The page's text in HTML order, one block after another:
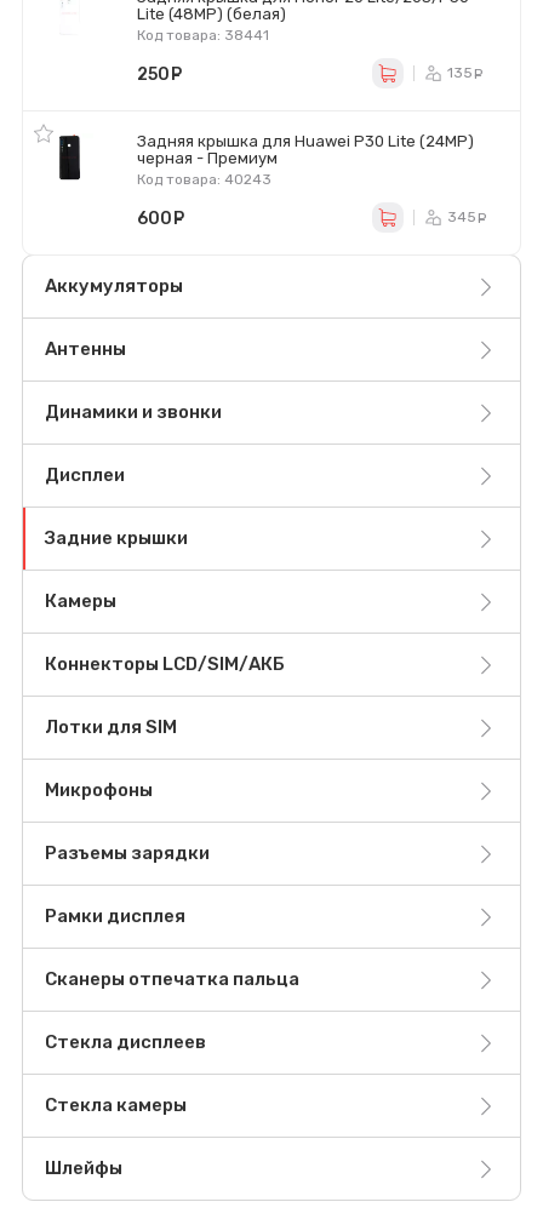
Lite (48MP) (белая)
Код товара: 38441
250 135
Задняя крышка для Huawei P30 Lite (24MP)
черная - Премиум
Код товара: 40243
600 345
Аккумуляторы
Антенны
Динамики и звонки
Дисплеи
Задние крышки
Камеры
Коннекторы LCD/SIM/АКБ
Лотки для SIM
Микрофоны
Разъемы зарядки
Рамки дисплея
Сканеры отпечатка пальца
Стекла дисплеев
Стекла камеры
Шлейфы